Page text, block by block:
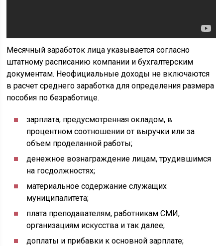
Месячный заработок лица указывается согласно
штатному расписанию компании и бухгалтерским
документам. Неофициальные доходы не включаются
в расчет среднего заработка для определения размера
пособия по безработице.
зарплата, предусмотренная окладом, в
процентном соотношении от выручки или за
объем проделанной работы;
денежное вознаграждение лицам, трудившимся
на госдолжностях;
материальное содержание служащих
муниципалитета;
плата преподавателям, работникам СМИ,
организациям искусства и так далее;
доплаты и прибавки к основной зарплате;